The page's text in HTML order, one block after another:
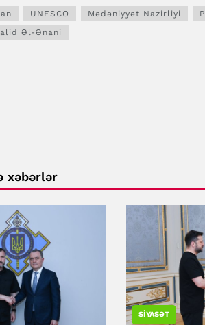
UNESCO Mədəniyyət Nazirliyi
Əl-Ənani
xəbərlər
SIYASƏT